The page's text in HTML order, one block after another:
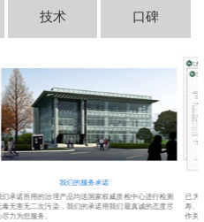
技术 口碑
我们的服务承诺
我们承诺所用的治理产品均送国家权威质检中心进行检测
无毒无害无二次污染，我们的承诺用我们最真诚的态度尽
心尽力为您服务。